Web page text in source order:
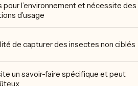
pour l’environnement et nécessite des
d’usage
de capturer des insectes non ciblés
un savoir-faire spécifique et peut